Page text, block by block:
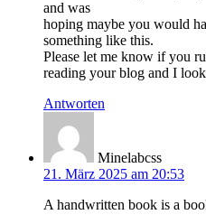
and was
hoping maybe you would
something like this.
Please let me know if you
reading your blog and I
Antworten
Minelabcss
21. März 2025 am 20:53
A handwritten book is a